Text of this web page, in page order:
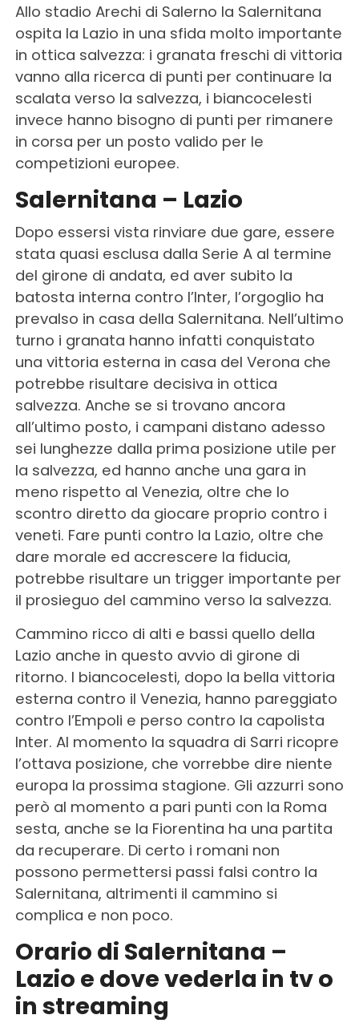
Allo stadio Arechi di Salerno la Salernitana
ospita la Lazio in una sfida molto importante
in ottica salvezza: i granata freschi di vittoria
vanno alla ricerca di punti per continuare la
scalata verso la salvezza, i biancocelesti
invece hanno bisogno di punti per rimanere
in corsa per un posto valido per le
competizioni europee.
Salernitana – Lazio
Dopo essersi vista rinviare due gare, essere
stata quasi esclusa dalla Serie A al termine
del girone di andata, ed aver subito la
batosta interna contro l’Inter, l’orgoglio ha
prevalso in casa della Salernitana. Nell’ultimo
turno i granata hanno infatti conquistato
una vittoria esterna in casa del Verona che
potrebbe risultare decisiva in ottica
salvezza. Anche se si trovano ancora
all’ultimo posto, i campani distano adesso
sei lunghezze dalla prima posizione utile per
la salvezza, ed hanno anche una gara in
meno rispetto al Venezia, oltre che lo
scontro diretto da giocare proprio contro i
veneti. Fare punti contro la Lazio, oltre che
dare morale ed accrescere la fiducia,
potrebbe risultare un trigger importante per
il prosieguo del cammino verso la salvezza.
Cammino ricco di alti e bassi quello della
Lazio anche in questo avvio di girone di
ritorno. I biancocelesti, dopo la bella vittoria
esterna contro il Venezia, hanno pareggiato
contro l’Empoli e perso contro la capolista
Inter. Al momento la squadra di Sarri ricopre
l’ottava posizione, che vorrebbe dire niente
europa la prossima stagione. Gli azzurri sono
però al momento a pari punti con la Roma
sesta, anche se la Fiorentina ha una partita
da recuperare. Di certo i romani non
possono permettersi passi falsi contro la
Salernitana, altrimenti il cammino si
complica e non poco.
Orario di Salernitana –
Lazio e dove vederla in tv o
in streaming